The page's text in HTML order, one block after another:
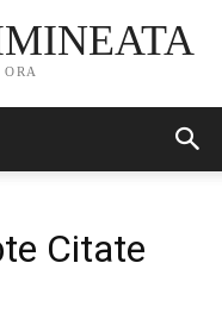
Citate